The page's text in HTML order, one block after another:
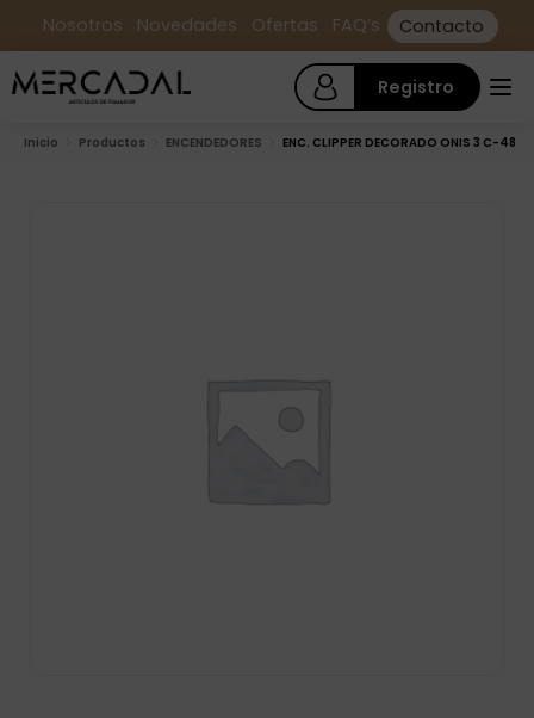
Nosotros Novedades Ofertas FAQ’s Contacto
Registro
Inicio Productos ENCENDEDORES ENC. CLIPPER DECORADO ONIS 3 C-48